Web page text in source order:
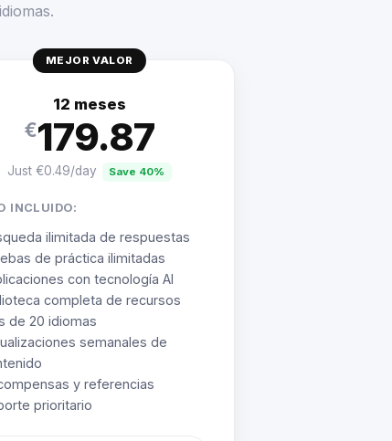
MEJOR VALOR
12 meses
€179.87
Just €0.49/day Save 40%
INCLUIDO:
ilimitada de respuestas
de práctica ilimitadas
con tecnología AI
completa de recursos
de 20 idiomas
semanales de
y referencias
prioritario